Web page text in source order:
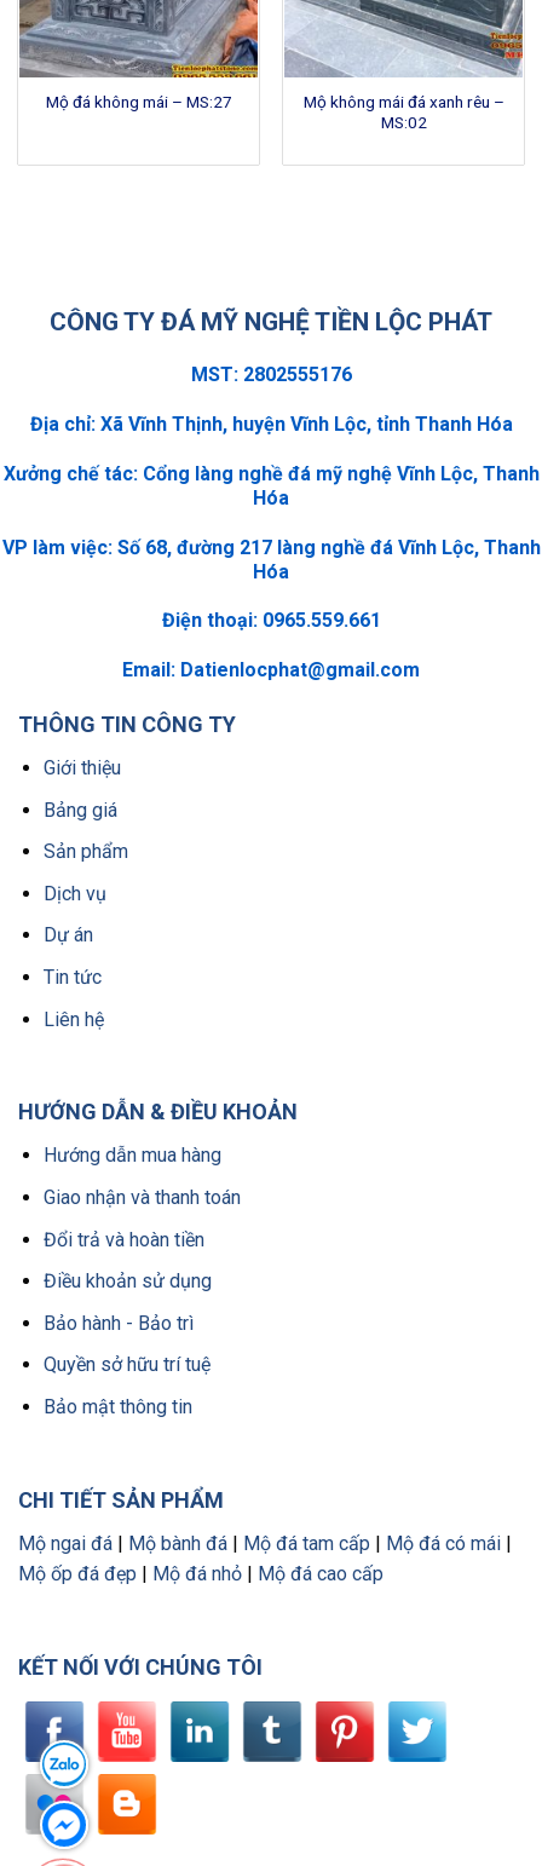
Mộ đá không mái – MS:27
Mộ không mái đá xanh rêu –
MS:02
CÔNG TY ĐÁ MỸ NGHỆ TIỀN LỘC PHÁT
MST: 2802555176
Địa chỉ: Xã Vĩnh Thịnh, huyện Vĩnh Lộc, tỉnh Thanh Hóa
Xưởng chế tác: Cổng làng nghề đá mỹ nghệ Vĩnh Lộc, Thanh
Hóa
VP làm việc: Số 68, đường 217 làng nghề đá Vĩnh Lộc, Thanh
Hóa
Điện thoại: 0965.559.661
Email: Datienlocphat@gmail.com
THÔNG TIN CÔNG TY
Giới thiệu
Bảng giá
Sản phẩm
Dịch vụ
Dự án
Tin tức
Liên hệ
HƯỚNG DẪN & ĐIỀU KHOẢN
Hướng dẫn mua hàng
Giao nhận và thanh toán
Đổi trả và hoàn tiền
Điều khoản sử dụng
Bảo hành - Bảo trì
Quyền sở hữu trí tuệ
Bảo mật thông tin
CHI TIẾT SẢN PHẨM
Mộ ngai đá | Mộ bành đá | Mộ đá tam cấp | Mộ đá có mái |
Mộ ốp đá đẹp | Mộ đá nhỏ | Mộ đá cao cấp
KẾT NỐI VỚI CHÚNG TÔI